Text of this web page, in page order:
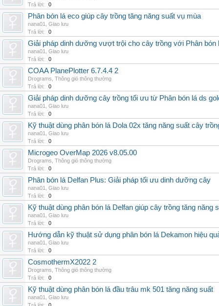
Trả lời:
0
Phân bón lá eco giúp cây trồng tăng năng suất vụ mùa
nana01
Giao lưu
Trả lời:
0
Giải pháp dinh dưỡng vượt trội cho cây trồng với Phân bón
nana01
Giao lưu
Trả lời:
0
COAA PlanePlotter 6.7.4.4 2
Drograms Thông gió thông thường
Trả lời:
0
Giải pháp dinh dưỡng cây trồng tối ưu từ Phân bón lá ds
nana01
Giao lưu
Trả lời:
0
Kỹ thuật dùng phân bón lá Dola 02x tăng năng suất cây
nana01
Giao lưu
Trả lời:
0
Microgeo OverMap 2026 v8.05.00
Drograms Thông gió thông thường
Trả lời:
0
Phân bón lá Delfan Plus: Giải pháp tối ưu dinh dưỡng cây
nana01
Giao lưu
Trả lời:
0
Kỹ thuật dùng phân bón lá Delfan giúp cây trồng tăng năng
nana01
Giao lưu
Trả lời:
0
Hướng dẫn kỹ thuật sử dụng phân bón lá Dekamon hiệu
nana01
Giao lưu
Trả lời:
0
CosmothermX2022 2
Drograms Thông gió thông thường
Trả lời:
0
Kỹ thuật dùng phân bón lá đầu trâu mk 501 tăng năng suất
nana01
Giao lưu